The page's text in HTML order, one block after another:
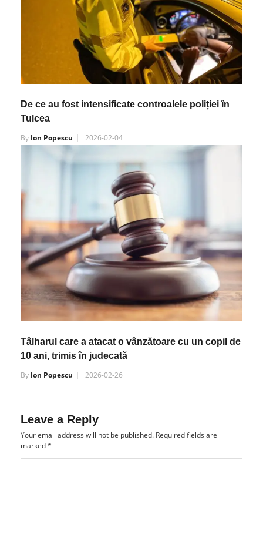
De ce au fost intensificate controalele poliției în
Tulcea
By Ion Popescu 2026-02-04
Tâlharul care a atacat o vânzătoare cu un copil de
10 ani, trimis în judecată
By Ion Popescu 2026-02-26
Leave a Reply
Your email address will not be published. Required fields are
marked*